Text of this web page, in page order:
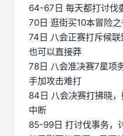
64-67日 每天都打讨伐
70日 逛街买10本冒险
74日 八会正赛打斥候联
也可以直接莽
78日 八会准决赛7星项
手加攻击难打
84日 八会决赛打拂晓
中断
85-99日 打讨伐事务，